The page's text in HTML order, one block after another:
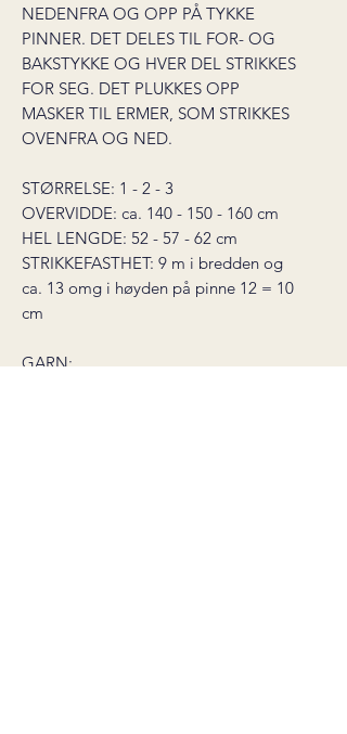
NEDENFRA OG OPP PÅ TYKKE
PINNER. DET DELES TIL FOR- OG
BAKSTYKKE OG HVER DEL STRIKKES
FOR SEG. DET PLUKKES OPP
MASKER TIL ERMER, SOM STRIKKES
OVENFRA OG NED.
STØRRELSE: 1 - 2 - 3
OVERVIDDE: ca. 140 - 150 - 160 cm
HEL LENGDE: 52 - 57 - 62 cm
STRIKKEFASTHET: 9 m i bredden og
ca. 13 omg i høyden på pinne 12 = 10
cm
GARN: